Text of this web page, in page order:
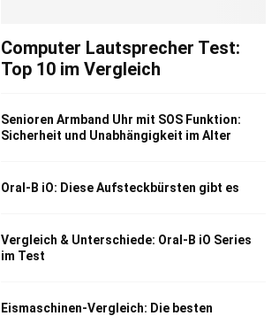
Computer Lautsprecher Test:
Top 10 im Vergleich
Senioren Armband Uhr mit SOS Funktion:
Sicherheit und Unabhängigkeit im Alter
Oral-B iO: Diese Aufsteckbürsten gibt es
Vergleich & Unterschiede: Oral-B iO Series
im Test
Eismaschinen-Vergleich: Die besten